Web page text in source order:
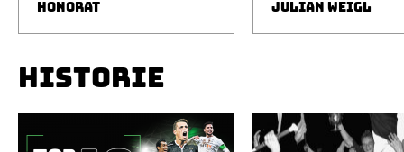
HONORAT
JULIAN WEIGL
HISTORIE